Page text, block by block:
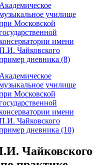
Академическое
училище
Московской
имени
Чайковского
дневника (8)
Академическое
училище
Московской
имени
Чайковского
дневника (10)
Чайковского